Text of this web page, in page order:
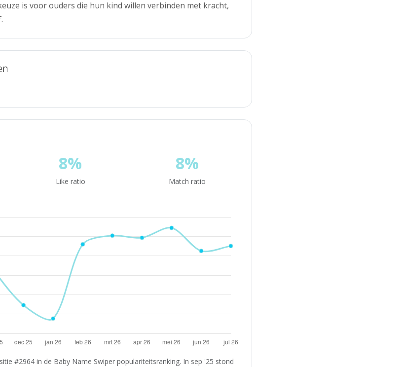
is voor ouders die hun kind willen verbinden met kracht,
8%
Like ratio
8%
Match ratio
#2964 in de Baby Name Swiper populariteitsranking. In sep '25 stond